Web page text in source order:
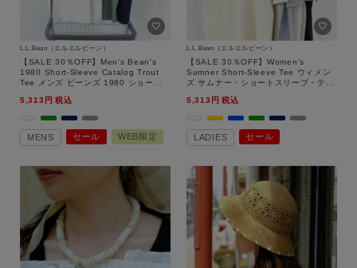
L.L.Bean（エルエルビーン）
【SALE 30％OFF】Men's Bean's
1980 Short-Sleeve Catalog Trout
Tee メンズ ビーンズ 1980 ショート
（JAPAN EDITION）/L.L.Bean（エ
5,313 税込
MENS セール WEB限定
L.L.Bean（エルエルビーン）
【SALE 30％OFF】Women's
Sumner Short-Sleeve Tee ウィメン
ズ サムナー・ショートスリーブ・テ
品交換不可】
5,313 税込
LADIES セール